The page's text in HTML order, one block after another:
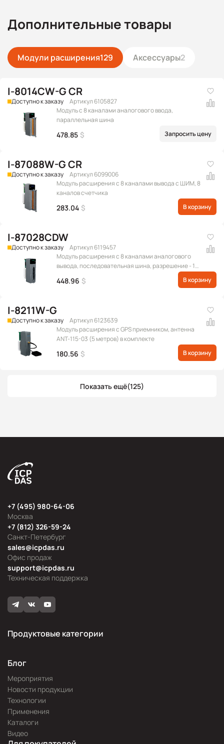
Дополнительные товары
Модули расширения129 Аксессуары2
I-8014CW-G CR
Доступно к заказу
Артикул 6105827
Модуль с 8 каналами аналогового ввода,
параллельная шина
478.85 $ Запросить цену
I-87088W-G CR
Доступно к заказу
Артикул 6099006
Модуль расширения c 8 каналами вывода с ШИМ, 8
каналов счетчика
283.04 $ В корзину
I-87028CDW
Доступно к заказу
Артикул 6119457
Модуль расширения с 8 каналами аналогового
вывода, последовательная шина, разрешение - 12
бит, с межканальной изоляцией (Диапазон
выходных сигналов: 0 ~ +20 мА, +4 ~ +20 мА)
448.96 $ В корзину
I-8211W-G
Доступно к заказу
Артикул 6123639
Модуль расширения с GPS приемником, антенна
ANT-115-03 (5 метров) в комплекте
180.56 $ В корзину
Показать ещё(125)
Москва
+7 (495) 980-64-06
Офис продаж
sales@icpdas.ru
Санкт-Петербург
+7 (812) 326-59-24
Техническая поддержка
support@icpdas.ru
Продуктовые категории
Блог
Мероприятия
Новости продукции
Технологии
Применения
Каталоги
Видео